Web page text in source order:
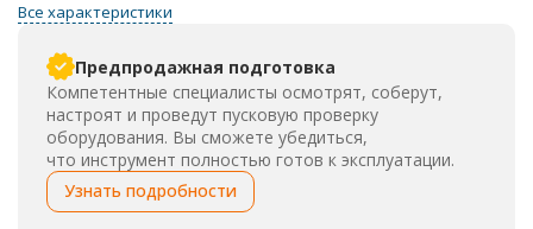
Все характеристики
Предпродажная подготовка
Компетентные специалисты осмотрят, соберут,
настроят и проведут пусковую проверку
оборудования. Вы сможете убедиться,
что инструмент полностью готов к эксплуатации.
Узнать подробности